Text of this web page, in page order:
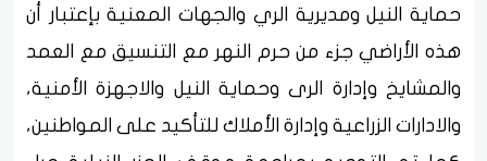
حماية النيل ومديرية الري والجهات المعنية بإعتبار أن
هذه الأراضي جزء من حرم النهر مع التنسيق مع العمد
والمشايخ وإدارة الرى وحماية النيل والاجهزة الأمنية،
والادارات الزراعية وإدارة الأملاك للتأكيد على المواطنين،